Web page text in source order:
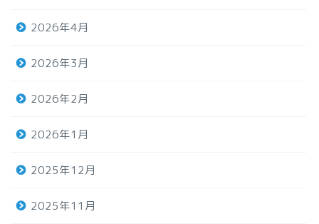
2026年4月
2026年3月
2026年2月
2026年1月
2025年12月
2025年11月